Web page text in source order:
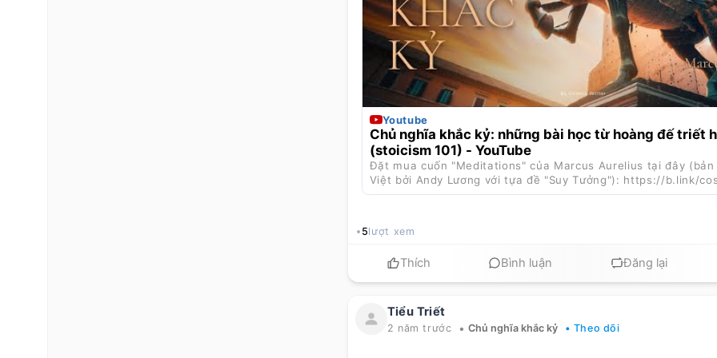
Youtube
Chủ nghĩa khắc kỷ: những bài học từ hoàng đế triết
(stoicism 101) - YouTube
Đặt mua cuốn "Meditations" của Marcus Aurelius tại đây
Việt bởi Andy Lương với tựa đề "Suy Tưởng"): https://b.link/
https://sho...
5lượt xem
Thích Bình luận Đăng lại
Tiểu Triết
2 năm trước • Chủ nghĩa khắc kỷ • Theo dõi